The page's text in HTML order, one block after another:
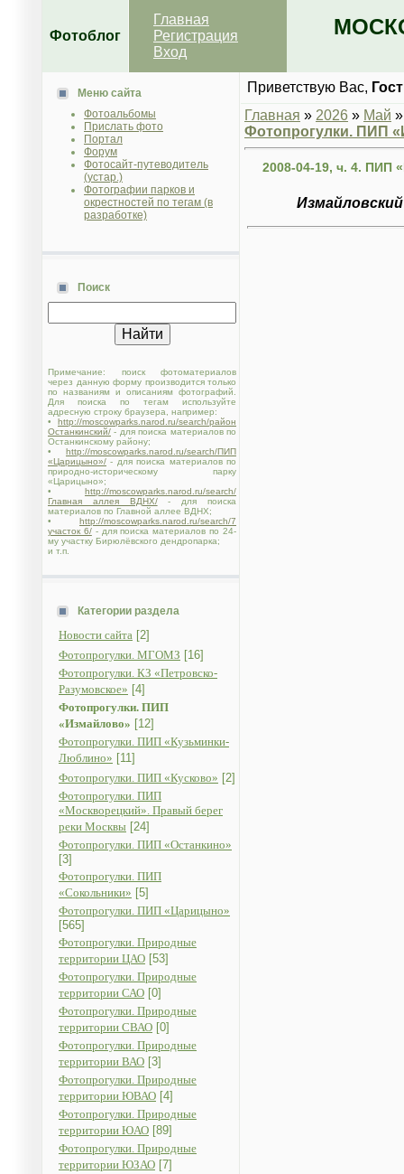
Фотоблог
Главная
Регистрация
Вход
Меню сайта
Фотоальбомы
Прислать фото
Портал
Форум
Фотосайт-путеводитель
(устар.)
Фотографии парков и
окрестностей по тегам (в
разработке)
Поиск
Примечание: поиск фотоматериалов
через данную форму производится только
по названиям и описаниям фотографий.
Для поиска по тегам используйте
адресную строку браузера, например:
• http://moscowparks.narod.ru/search/район
Останкинский/ - для поиска материалов по
Останкинскому району;
• http://moscowparks.narod.ru/search/ПИП
«Царицыно»/ - для поиска материалов по
природно-историческому парку
«Царицыно»;
• http://moscowparks.narod.ru/search/
Главная аллея ВДНХ/- для поиска
материалов по Главной аллее ВДНХ;
• http://moscowparks.narod.ru/search/7
участок 6/- для поиска материалов по 24-
му участку Бирюлёвского дендропарка;
и т.п.
Категории раздела
Новости сайта [2]
Фотопрогулки. МГОМЗ [16]
Фотопрогулки. КЗ «Петровско-
Разумовское» [4]
Фотопрогулки. ПИП
«Измайлово» [12]
Фотопрогулки. ПИП «Кузьминки-
Люблино» [11]
Фотопрогулки. ПИП «Кусково» [2]
Фотопрогулки. ПИП
«Москворецкий». Правый берег
реки Москвы [24]
Фотопрогулки. ПИП «Останкино»
[3]
Фотопрогулки. ПИП
«Сокольники» [5]
Фотопрогулки. ПИП «Царицыно»
[565]
Фотопрогулки. Природные
территории ЦАО [53]
Фотопрогулки. Природные
территории САО [0]
Фотопрогулки. Природные
территории СВАО [0]
Фотопрогулки. Природные
территории ВАО [3]
Фотопрогулки. Природные
территории ЮВАО [4]
Фотопрогулки. Природные
территории ЮАО [89]
Фотопрогулки. Природные
территории ЮЗАО [7]
Приветствую Вас,
Главная » 2026 » Май »
Фотопрогулки. ПИП
2008-04-19, ч. 4. ПИП